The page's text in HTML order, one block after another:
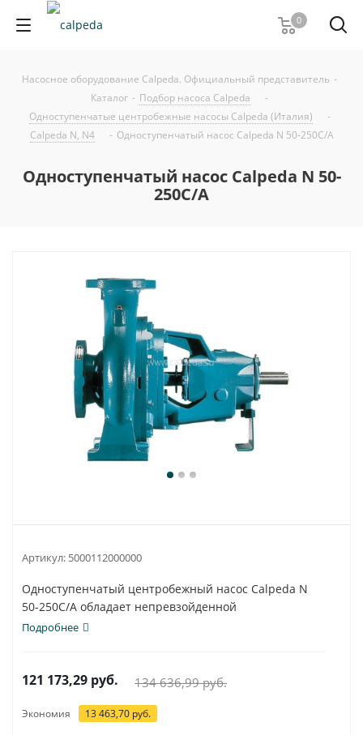
0
Насосное оборудование Calpeda. Официальный представитель -
Каталог - Подбор насоса Calpeda
-
Одноступенчатые центробежные насосы Calpeda (Италия)
-
Calpeda N, N4
- Одноступенчатый насос Calpeda N 50-250C/A
Одноступенчатый насос Calpeda N 50-
250C/A
Артикул: 5000112000000
Одноступенчатый центробежный насос Calpeda N
50-250C/A обладает непревзойденной
универсальностью...
Подробнее
121 173,29 руб. 134 636,99руб.
Экономия 13 463,70 руб.